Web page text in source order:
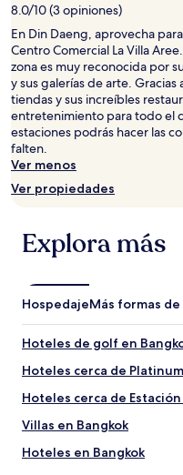
de
1
noche
para
2
adultos.
Los
precios
y
la
están
cambios.
8.0/10 (3 opiniones)
En Din Daeng, aprovecha
Centro Comercial La Villa
zona es muy reconocida por
y sus galerías de arte. Gracias
tiendas y sus increíbles
entretenimiento para todo el
estaciones podrás hacer las
falten.
Ver menos
Ver propiedades
Explora más
HospedajeMás formas
Hoteles de golf en
Hoteles cerca de
Hoteles cerca de
Villas en Bangkok
Hoteles en Bangkok